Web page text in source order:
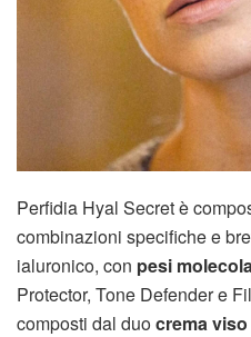
Perfidia Hyal Secret è
combinazioni specifiche e
ialuronico, con pesi
Protector, Tone Defender e
composti dal duocrema